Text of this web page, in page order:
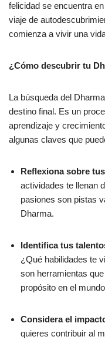
felicidad se encuentra
viaje de
comienza a vivir una
¿Cómo descubrir tu
La búsqueda del
destino final. Es un
aprendizaje y
algunas claves que
Reflexiona sobre
actividades te llenan
pasiones son pistas
Dharma.
Identifica tus
¿Qué habilidades te
son herramientas
propósito en el
Considera el
quieres contribuir al